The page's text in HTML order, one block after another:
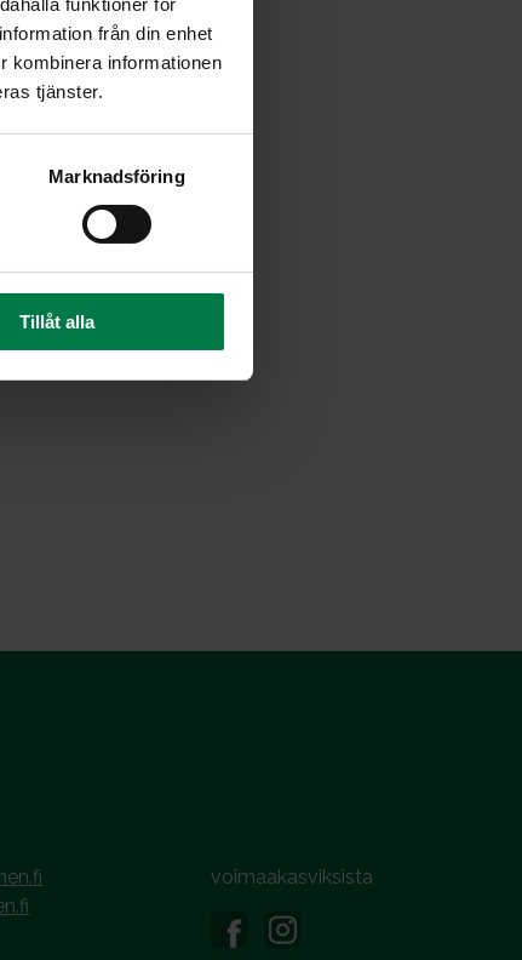
från din enhet
kombinera informationen
tjänster.
Marknadsföring
Tillåt alla
voimaakasviksista